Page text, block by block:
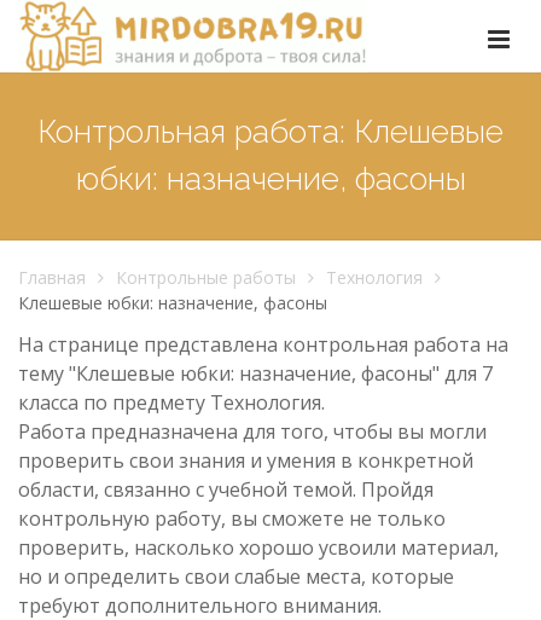
Контрольная работа: Клешевые
юбки: назначение, фасоны
Главная Контрольные работы
Технология
Клешевые юбки: назначение, фасоны
На странице представлена контрольная работа на
тему "Клешевые юбки: назначение, фасоны" для 7
класса по предмету Технология.
Работа предназначена для того, чтобы вы могли
проверить свои знания и умения в конкретной
области, связанно с учебной темой. Пройдя
контрольную работу, вы сможете не только
проверить, насколько хорошо усвоили материал,
но и определить свои слабые места, которые
требуют дополнительного внимания.